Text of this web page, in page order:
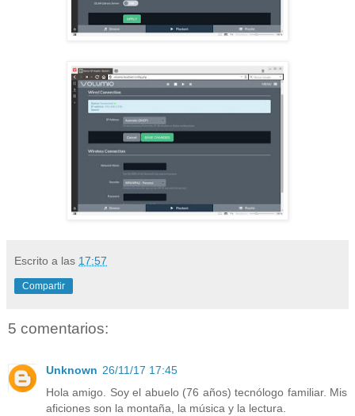
Escrito a las 17:57
Compartir
5 comentarios:
Unknown 26/11/17 17:45
Hola amigo. Soy el abuelo (76 años) tecnólogo familiar. Mis
aficiones son la montaña, la música y la lectura.